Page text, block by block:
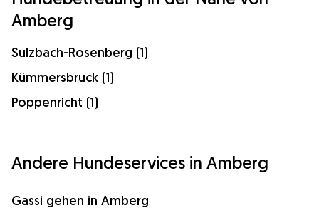
Amberg
Sulzbach-Rosenberg (1)
Kümmersbruck (1)
Poppenricht (1)
Andere Hundeservices in Amberg
Gassi gehen in Amberg